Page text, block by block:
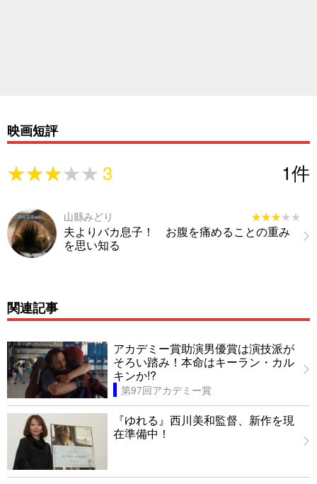
映画短評
★★★★★
★★★★★ 3 1件
山縣みどり ★★★★★
★★★★★
夫よりバカ息子！ お腹を痛めることの重み
を思い知る
関連記事
アカデミー賞助演男優賞は演技派が
そろい踏み！本命はキーラン・カル
キンか!?
第97回アカデミー賞
『ゆれる』西川美和監督、新作を現
在準備中！